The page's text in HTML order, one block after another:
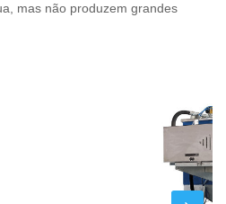
mas não produzem grandes